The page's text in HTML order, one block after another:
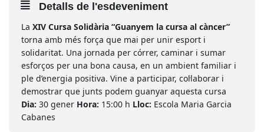
Detalls de l'esdeveniment
La XIV Cursa Solidària “Guanyem la cursa al càncer”
torna amb més força que mai per unir esport i
solidaritat. Una jornada per córrer, caminar i sumar
esforços per una bona causa, en un ambient familiar i
ple d’energia positiva. Vine a participar, col·laborar i
demostrar que junts podem guanyar aquesta cursa
Dia: 30 gener Hora: 15:00 h Lloc: Escola Maria Garcia
Cabanes